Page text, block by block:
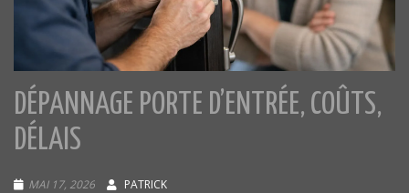
DÉPANNAGE PORTE D’ENTRÉE, COÛTS,
DÉLAIS
MAI 17, 2026 PATRICK